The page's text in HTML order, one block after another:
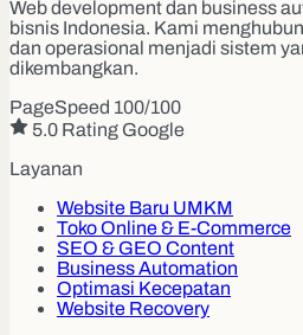
Web development dan business
bisnis Indonesia. Kami
dan operasional menjadi sistem
dikembangkan.
PageSpeed 100/100
5.0 Rating Google
Layanan
Website Baru UMKM
Toko Online & E-Commerce
SEO & GEO Content
Business Automation
Optimasi Kecepatan
Website Recovery